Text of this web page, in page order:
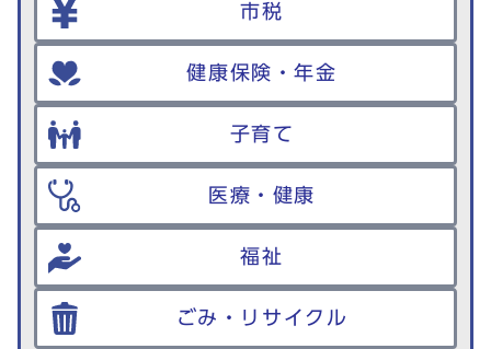
市税
健康保険・年金
子育て
医療・健康
福祉
ごみ・リサイクル